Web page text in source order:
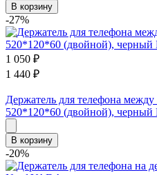
В корзину
-27%
1 050 ₽
1 440 ₽
Держатель для телефона
520*120*60 (двойной), черный
В корзину
-20%